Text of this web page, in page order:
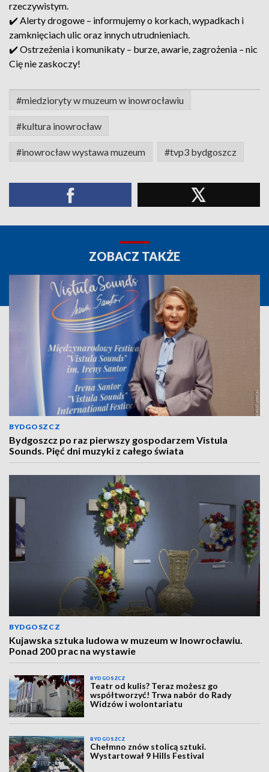
rzeczywistym.
✔️ Alerty drogowe – informujemy o korkach, wypadkach i
zamknięciach ulic oraz innych utrudnieniach.
✔️ Ostrzeżenia i komunikaty – burze, awarie, zagrożenia – nic
Cię nie zaskoczy!
#miedzioryty w muzeum w inowrocławiu
#kultura inowrocław
#inowrocław wystawa muzeum #tvp3 bydgoszcz
ZOBACZ TAKŻE
BYDGOSZCZ
Bydgoszcz po raz pierwszy gospodarzem Vistula
Sounds. Pięć dni muzyki z całego świata
BYDGOSZCZ
Kujawska sztuka ludowa w muzeum w Inowrocławiu.
Ponad 200 prac na wystawie
BYDGOSZCZ
Teatr od kulis? Teraz możesz go
współtworzyć! Trwa nabór do Rady
Widzów i wolontariatu
BYDGOSZCZ
Chełmno znów stolicą sztuki.
Wystartował 9 Hills Festival